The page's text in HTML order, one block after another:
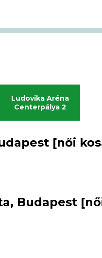
Ludovika Aréna
Centerpálya 2
[női
Budapest